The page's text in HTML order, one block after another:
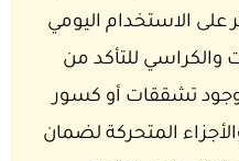
الاستخدام اليومي
للتأكد من
وجود تشققات أو كسور
المتحركة لضمان